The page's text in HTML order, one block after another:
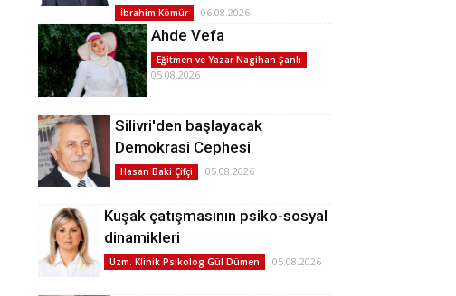
İbrahim Kömür 06.08.2026
Ahde Vefa
Eğitmen ve Yazar Nagihan Şanlı
05.08.2026
Silivri'den başlayacak
Demokrasi Cephesi
Hasan Baki Çifçi 05.08.2026
Kuşak çatışmasının psiko-sosyal
dinamikleri
Uzm. Klinik Psikolog Gül Dümen 05.08.2026